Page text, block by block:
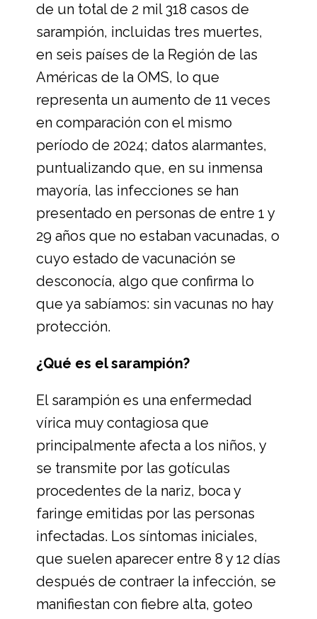
de un total de 2 mil 318 casos de
sarampión, incluidas tres muertes,
en seis países de la Región de las
Américas de la OMS, lo que
representa un aumento de 11 veces
en comparación con el mismo
período de 2024; datos alarmantes,
puntualizando que, en su inmensa
mayoría, las infecciones se han
presentado en personas de entre 1 y
29 años que no estaban vacunadas, o
cuyo estado de vacunación se
desconocía, algo que confirma lo
que ya sabíamos: sin vacunas no hay
protección.
¿Qué es el sarampión?
El sarampión es una enfermedad
vírica muy contagiosa que
principalmente afecta a los niños, y
se transmite por las gotículas
procedentes de la nariz, boca y
faringe emitidas por las personas
infectadas. Los síntomas iniciales,
que suelen aparecer entre 8 y 12 días
después de contraer la infección, se
manifiestan con fiebre alta, goteo